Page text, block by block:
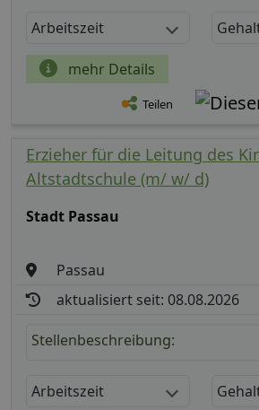
Arbeitszeit
mehr Details
Teilen
Erzieher für die Leitung des
Altstadtschule (m/ w/ d)
Stadt Passau
Passau
aktualisiert seit: 08.08.2026
Stellenbeschreibung:
Arbeitszeit